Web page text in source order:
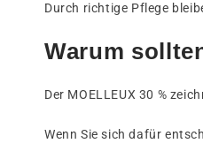
Durch richtige Pflege
Warum
Der MOELLEUX 30 %
Wenn Sie sich dafür